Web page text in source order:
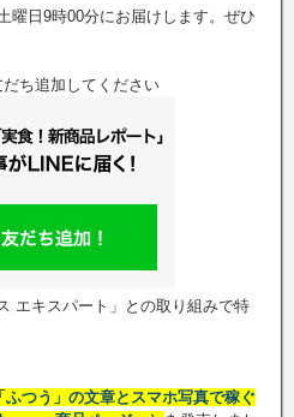
曜日9時00分にお届けします。ぜひ
ち追加してください
エキスパート」との取り組みで特
ふつう」の文章とスマホ写真で稼ぐ